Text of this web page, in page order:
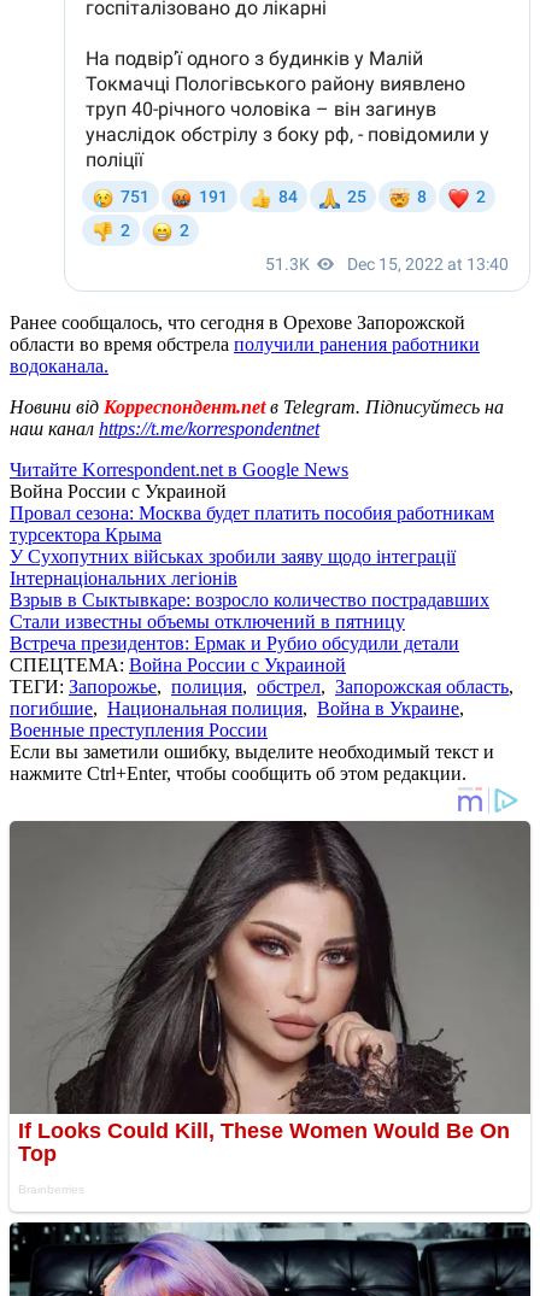
Ранее сообщалось, что сегодня в Орехове Запорожской
области во время обстрела получили ранения работники
водоканала.
Новини від Корреспондент.netв Telegram. Підписуйтесь на
наш канал https://t.me/korrespondentnet
Читайте Korrespondent.net в Google News
Война России с Украиной
Провал сезона: Москва будет платить пособия работникам
турсектора Крыма
У Сухопутних військах зробили заяву щодо інтеграції
Інтернаціональних легіонів
Взрыв в Сыктывкаре: возросло количество пострадавших
Стали известны объемы отключений в пятницу
Встреча президентов: Ермак и Рубио обсудили детали
СПЕЦТЕМА: Война России с Украиной
ТЕГИ: Запорожье, полиция, обстрел, Запорожская область,
погибшие, Национальная полиция, Война в Украине,
Военные преступления России
Если вы заметили ошибку, выделите необходимый текст и
нажмите Ctrl+Enter, чтобы сообщить об этом редакции.